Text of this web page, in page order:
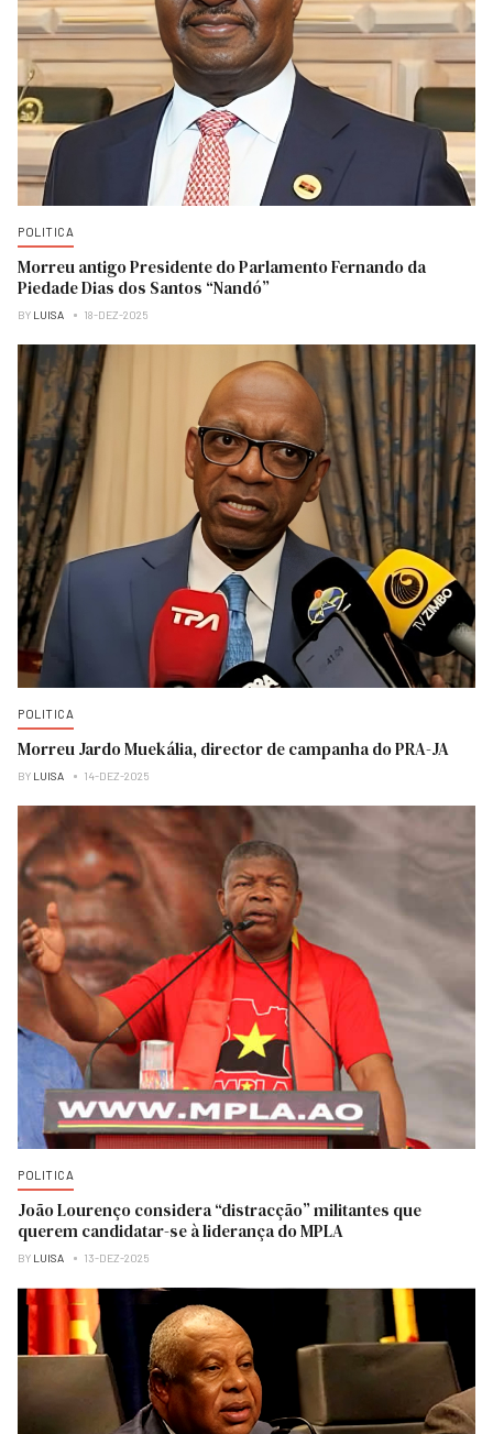
POLITICA
Morreu antigo Presidente do Parlamento Fernando da
Piedade Dias dos Santos “Nandó”
BY LUISA 18-DEZ-2025
POLITICA
Morreu Jardo Muekália, director de campanha do PRA-JA
BY LUISA 14-DEZ-2025
POLITICA
João Lourenço considera “distracção” militantes que
querem candidatar-se à liderança do MPLA
BY LUISA 13-DEZ-2025